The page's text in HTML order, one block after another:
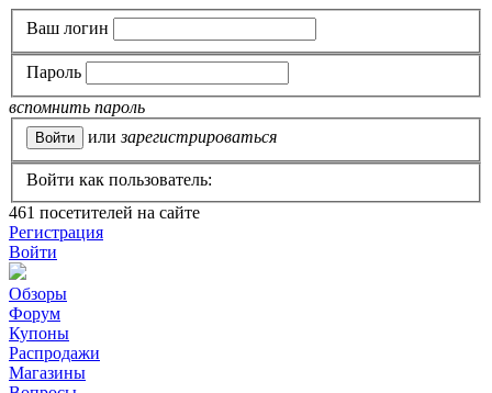
Ваш логин
Пароль
вспомнить пароль
или зарегистрироваться
Войти как пользователь:
461 посетителей на сайте
Регистрация
Войти
Обзоры
Форум
Купоны
Распродажи
Магазины